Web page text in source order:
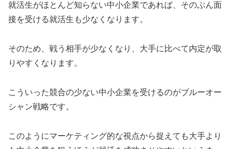
就活生がほとんど知らない中小企業であれば、そのぶん面
接を受ける就活生も少なくなります。
そのため、戦う相手が少なくなり、大手に比べて内定が取
りやすくなります。
こういった競合の少ない中小企業を受けるのがブルーオー
シャン戦略です。
このようにマーケティング的な視点から捉えても大手より